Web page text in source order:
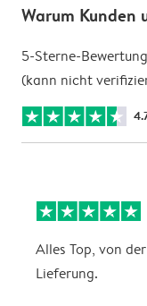
Warum Kunden
5-Sterne-
(kann nicht
Alles Top, von
Lieferung.